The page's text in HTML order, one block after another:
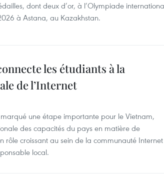
dont deux d’or, à l’Olympiade
à Astana, au Kazakhstan.
les étudiants à la
de l’Internet
une étape importante pour le Vietnam,
des capacités du pays en matière de
rôle croissant au sein de la communauté Internet
local.